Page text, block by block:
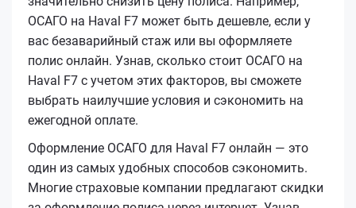
ОСАГО на Haval F7 может быть дешевле, если у
вас безаварийный стаж или вы оформляете
полис онлайн. Узнав, сколько стоит ОСАГО на
Haval F7 с учетом этих факторов, вы сможете
выбрать наилучшие условия и сэкономить на
ежегодной оплате.
Оформление ОСАГО для Haval F7 онлайн — это
один из самых удобных способов сэкономить.
Многие страховые компании предлагают скидки